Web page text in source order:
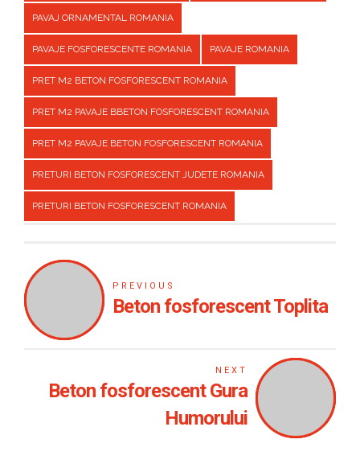
PAVAJ ORNAMENTAL ROMANIA
PAVAJE FOSFORESCENTE ROMANIA PAVAJE ROMANIA
PRET M2 BETON FOSFORESCENT ROMANIA
PRET M2 PAVAJE BBETON FOSFORESCENT ROMANIA
PRET M2 PAVAJE BETON FOSFORESCENT ROMANIA
PRETURI BETON FOSFORESCENT JUDETE ROMANIA
PRETURI BETON FOSFORESCENT ROMANIA
PREVIOUS
Beton fosforescent Toplita
NEXT
Beton fosforescent Gura
Humorului